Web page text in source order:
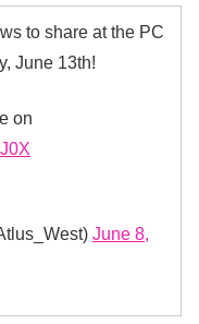
to share at the PC
June 13th!
on
June 8,